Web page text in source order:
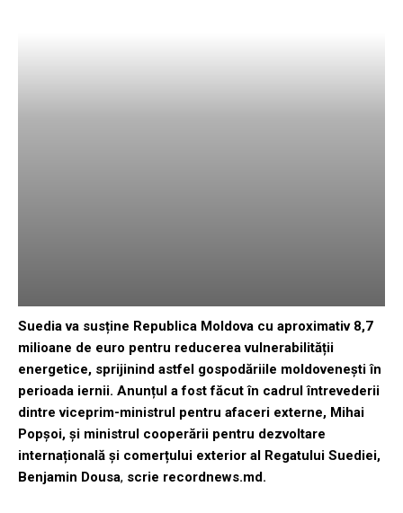
Suedia va susține Republica Moldova cu aproximativ 8,7
milioane de euro pentru reducerea vulnerabilității
energetice, sprijinind astfel gospodăriile moldovenești în
perioada iernii. Anunțul a fost făcut în cadrul întrevederii
dintre viceprim-ministrul pentru afaceri externe, Mihai
Popșoi, și ministrul cooperării pentru dezvoltare
internațională și comerțului exterior al Regatului Suediei,
Benjamin Dousa, scrie recordnews.md.